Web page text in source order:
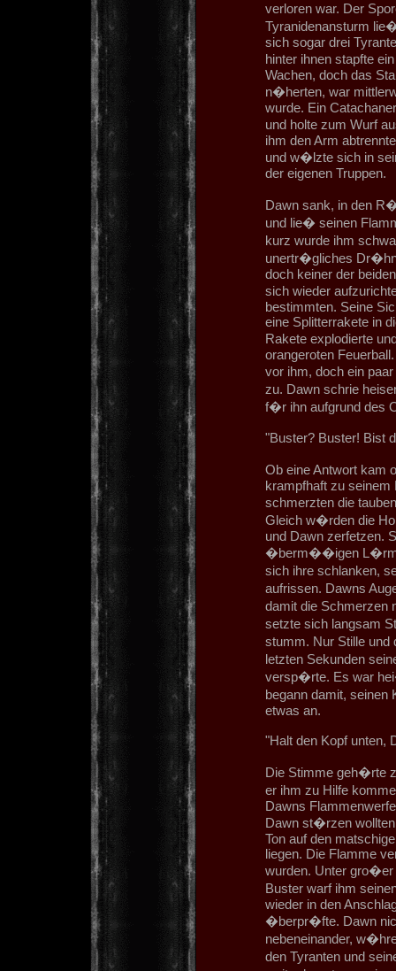
verloren war. Der
Tyranidenansturm
sich sogar drei
hinter ihnen stapfte
Wachen, doch das
n�herten, war
wurde. Ein
und holte zum Wurf
ihm den Arm
und w�lzte sich in
der eigenen Truppen.
Dawn sank, in den
und lie� seinen
kurz wurde ihm
unertr�gliches
doch keiner der
sich wieder
bestimmten. Seine
eine Splitterrakete in
Rakete explodierte
orangeroten
vor ihm, doch ein
zu. Dawn schrie
f�r ihn aufgrund des
"Buster? Buster! Bist
Ob eine Antwort kam
krampfhaft zu seinem
schmerzten die
Gleich w�rden die
und Dawn zerfetzen.
�berm��igen L�rm
sich ihre schlanken,
aufrissen. Dawns
damit die Schmerzen
setzte sich langsam
stumm. Nur Stille und
letzten Sekunden
versp�rte. Es war
begann damit,
etwas an.
"Halt den Kopf unten,
Die Stimme geh�rte
er ihm zu Hilfe
Dawns
Dawn st�rzen
Ton auf den
liegen. Die Flamme
wurden. Unter gro�er
Buster warf ihm
wieder in den
�berpr�fte. Dawn
nebeneinander,
den Tyranten und